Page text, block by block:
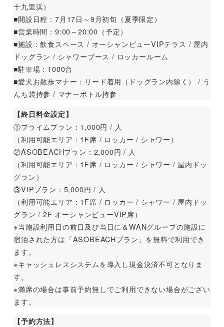
十九里浜）
■開設日程：7月17日～9月初旬（夏季限定）
■営業時間：9:00～20:00（予定）
■施設：飲食スペース / オーシャンビューVIPテラス / 屋内
ドッグラン / シャワーブース / ロッカールーム
■駐車場：1000台
■愛犬お散歩マナー：リード着用（ドッグラン内除く） / う
んち袋持参 / マナーボトル持参
【終日料金設定】
①プライムプラン：1,000円 / 人
（利用可能エリア：1F席 / ロッカー / シャワー）
②ASOBEACHプラン：2,000円 / 人
（利用可能エリア：1F席 / ロッカー / シャワー / 屋内ドッ
グラン）
③VIPプラン：5,000円 / 人
（利用可能エリア：1F席 / ロッカー / シャワー / 屋内ドッ
グラン / 2F オーシャンビューVIP席）
※当施設利用日の前日及び当日に＆WANグループの施設に
宿泊された方は「ASOBEACHプラン」を無料で利用でき
ます。
※キャッシュレスシステムを導入し現金決済不可となりま
す。
※満席の場合は事前予約無しでご利用できない場合がござい
ます。
【予約方法】